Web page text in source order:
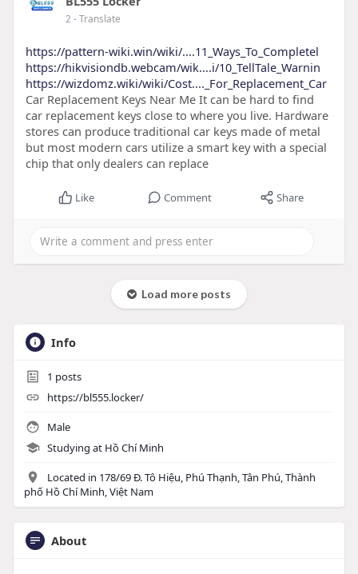
2- Translate
https://pattern-wiki.win/wiki/....11_Ways_To_Completel
https://hikvisiondb.webcam/wik....i/10_TellTale_Warnin
https://wizdomz.wiki/wiki/Cost...._For_Replacement_Car
Car Replacement Keys Near Me It can be hard to find
car replacement keys close to where you live. Hardware
stores can produce traditional car keys made of metal
but most modern cars utilize a smart key with a special
chip that only dealers can replace
Like Comment Share
Load more posts
Info
1 posts
https://bl555.locker/
Male
Studying at Hồ Chí Minh
Located in 178/69 Đ. Tô Hiệu, Phú Thạnh, Tân Phú, Thành
phố Hồ Chí Minh, Việt Nam
About